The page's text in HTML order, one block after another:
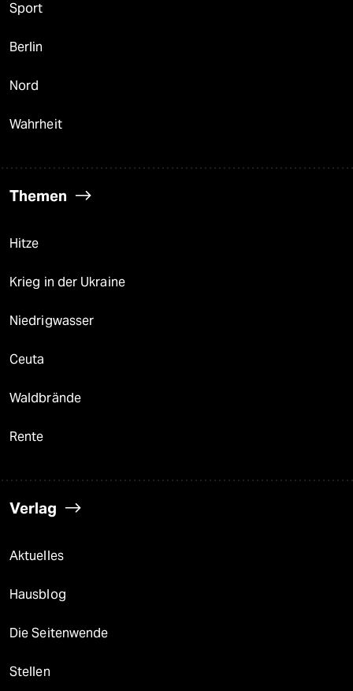
Sport
Berlin
Nord
Wahrheit
Themen
Hitze
Krieg in der Ukraine
Niedrigwasser
Ceuta
Waldbrände
Rente
Verlag
Aktuelles
Hausblog
Die Seitenwende
Stellen